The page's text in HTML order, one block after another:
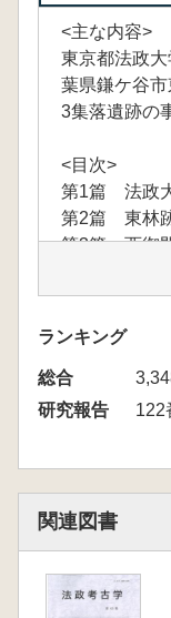
<主な内容>
東京都法政
葉県鎌ケ谷
3集落遺跡の
<目次>
第1篇 法政
第2篇 東林
第3篇 西御
ランキング
総合
研究報告
122
関連図書